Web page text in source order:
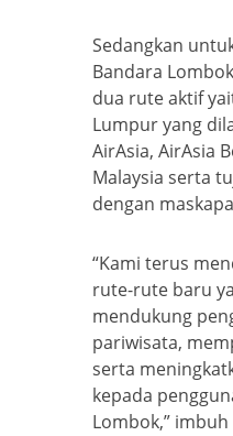
Sedangkan
Bandara
dua rute aktif
Lumpur yang
AirAsia, AirAsia
Malaysia serta
dengan
“Kami terus
rute-rute baru
mendukung
pariwisata,
serta
kepada
Lombok,” imbuh